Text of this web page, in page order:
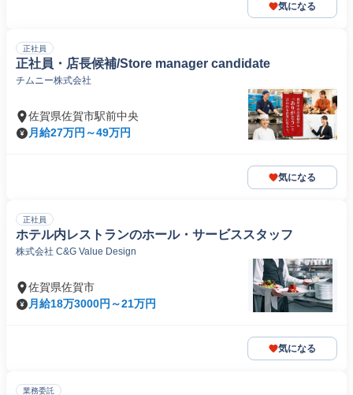
気になる
正社員
正社員・店長候補/Store manager candidate
チムニー株式会社
佐賀県佐賀市駅前中央
月給27万円～49万円
気になる
正社員
ホテル内レストランのホール・サービススタッフ
株式会社 C&G Value Design
佐賀県佐賀市
月給18万3000円～21万円
気になる
業務委託